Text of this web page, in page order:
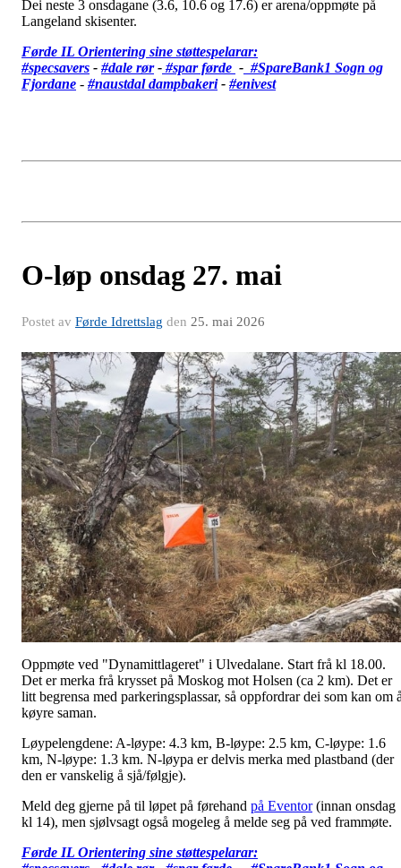
Dei neste 3 onsdagane (3.6, 10.6 og 17.6) er arena/oppmøte på
Langeland skisenter.
Førde IL Orientering sine støttespelarar:
#specsavers - #dale rør- #spar førde - #SpareBank1 Sogn og
Fjordane - #naustdal dampbakeri - #enivest
O-løp onsdag 27. mai
Postet av Førde Idrettslag den 25. mai 2026
Oppmøte ved "Dynamittlageret" i Ulvedalane. Start frå kl 18.00.
Det er merka frå krysset på Moskog mot Holsen (ca 2 km). Det er
litt begrensa med parkeringsplassar, så oppfordrar dei som kan om
køyre saman.
Løypelengdene: A-løype: 4.3 km, B-løype: 2.5 km, C-løype: 1.6
km, N-løype: 1.3 km. N-løypa er delvis merka med plastband (der
den er vanskelig å sjå/følgje).
Meld deg gjerne på til løpet på førehand på Eventor (innan onsdag
kl 14), men sjølvsagt også mogeleg å melde seg på ved frammøte.
Førde IL Orientering sine støttespelarar: